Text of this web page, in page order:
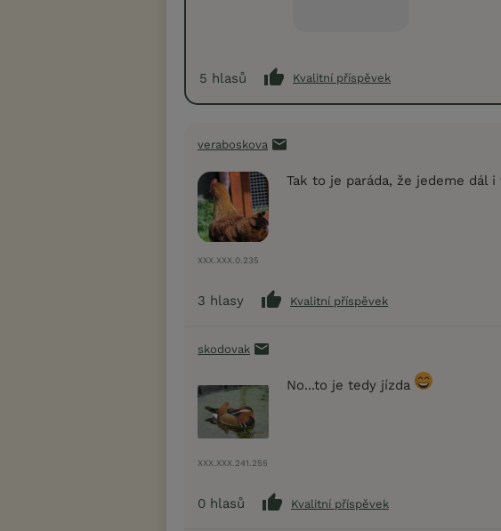
5 hlasů Kvalitní příspěvek
veraboskova
XXX.XXX.0.235
Tak to je paráda, že jedeme dál
3 hlasy Kvalitní příspěvek
skodovak
XXX.XXX.241.255
No...to je tedy jízda
0 hlasů Kvalitní příspěvek